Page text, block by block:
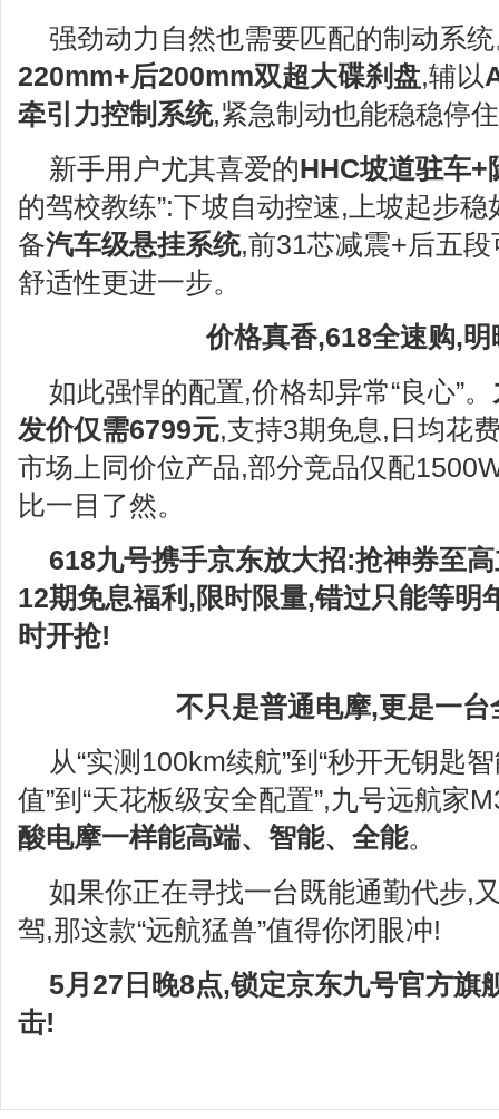
强劲动力自然也需要匹配的制动系
220mm+后200mm双超大碟刹盘,辅以
牵引力控制系统,紧急制动也能稳稳停
新手用户尤其喜爱的HHC坡道驻车+
的驾校教练”:下坡自动控速,上坡起步
备汽车级悬挂系统,前31芯减震+后五
舒适性更进一步。
价格真香,618全速购,
如此强悍的配置,价格却异常“良心”。
发价仅需6799元,支持3期免息,日均花
市场上同价位产品,部分竞品仅配
比一目了然。
618九号携手京东放大招:抢神券至
12期免息福利,限时限量,错过只能等明
时开抢!
不只是普通电摩,更是一
从“实测100km续航”到“秒开无钥匙
值”到“天花板级安全配置”,九号远航家
酸电摩一样能高端、智能、全能。
如果你正在寻找一台既能通勤代步,
驾,那这款“远航猛兽”值得你闭眼冲!
5月 27 日晚8点,锁定京东九号官方旗
击!